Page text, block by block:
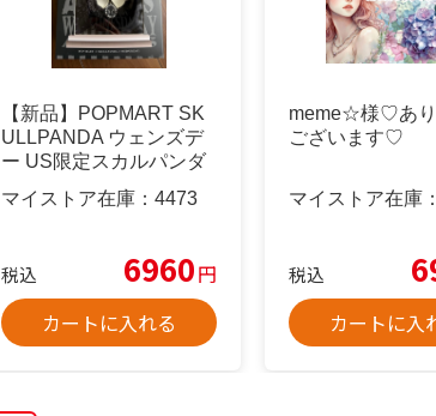
【新品】POPMART SK
ULLPANDA ウェンズデ
ー US限定スカルパンダ
マイストア在庫： 4473
税込 6960円
カートに入れる
meme☆様♡あり
ございます♡
マイストア在庫：
税込
カートに入